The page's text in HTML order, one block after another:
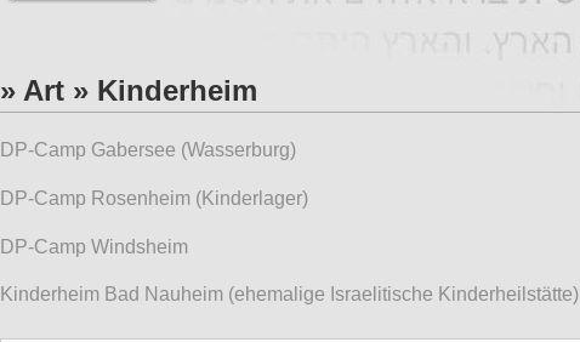
» Art » Kinderheim
DP-Camp Gabersee (Wasserburg)
DP-Camp Rosenheim (Kinderlager)
DP-Camp Windsheim
Kinderheim Bad Nauheim (ehemalige Israelitische Kinderheilstätte)